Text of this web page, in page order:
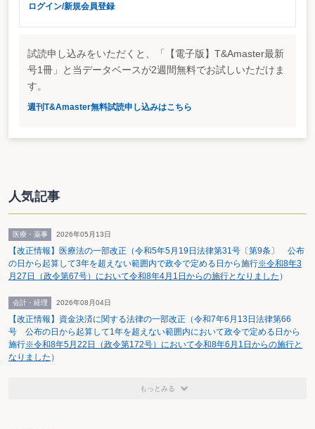
ログイン/新規会員登録
試読申し込みをいただくと、「【電子版】T&Amaster最新
号1冊」と当データベースが2週間無料でお試しいただけま
す。
週刊T&Amaster無料試読申し込みはこちら
人気記事
医療・薬事 2026年05月13日
【改正情報】医療法の一部改正（令和5年5月19日法律第31号〔第9条〕 公布
の日から起算して3年を超えない範囲内で政令で定める日から施行※令和8年3
月27日（政令第67号）において令和8年4月1日からの施行となりました ）
会計・経理 2026年08月04日
【改正情報】資金決済に関する法律の一部改正（令和7年6月13日法律第66
号 公布の日から起算して1年を超えない範囲内において政令で定める日から
施行※令和8年5月22日（政令第172号）において令和8年6月1日からの施行と
なりました ）
もっとみる